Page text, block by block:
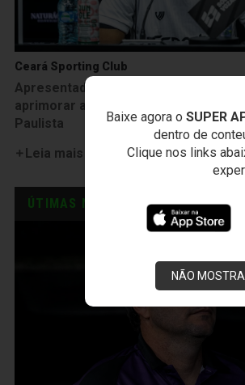
Baixe agora o SUPER
dentro de
Clique nos links
NÃO
Ceará Sporting Club
Apresentado, Thalisson fala sobre
aprimorar a parte tática sob o
Paulista
Leia mais
ÚTIMAS NOTÍCIAS